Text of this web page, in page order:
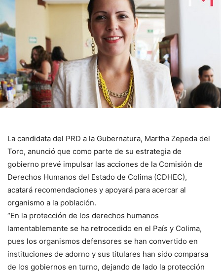
La candidata del PRD a la Gubernatura, Martha Zepeda del
Toro, anunció que como parte de su estrategia de
gobierno prevé impulsar las acciones de la Comisión de
Derechos Humanos del Estado de Colima (CDHEC),
acatará recomendaciones y apoyará para acercar al
organismo a la población.
“En la protección de los derechos humanos
lamentablemente se ha retrocedido en el País y Colima,
pues los organismos defensores se han convertido en
instituciones de adorno y sus titulares han sido comparsa
de los gobiernos en turno, dejando de lado la protección